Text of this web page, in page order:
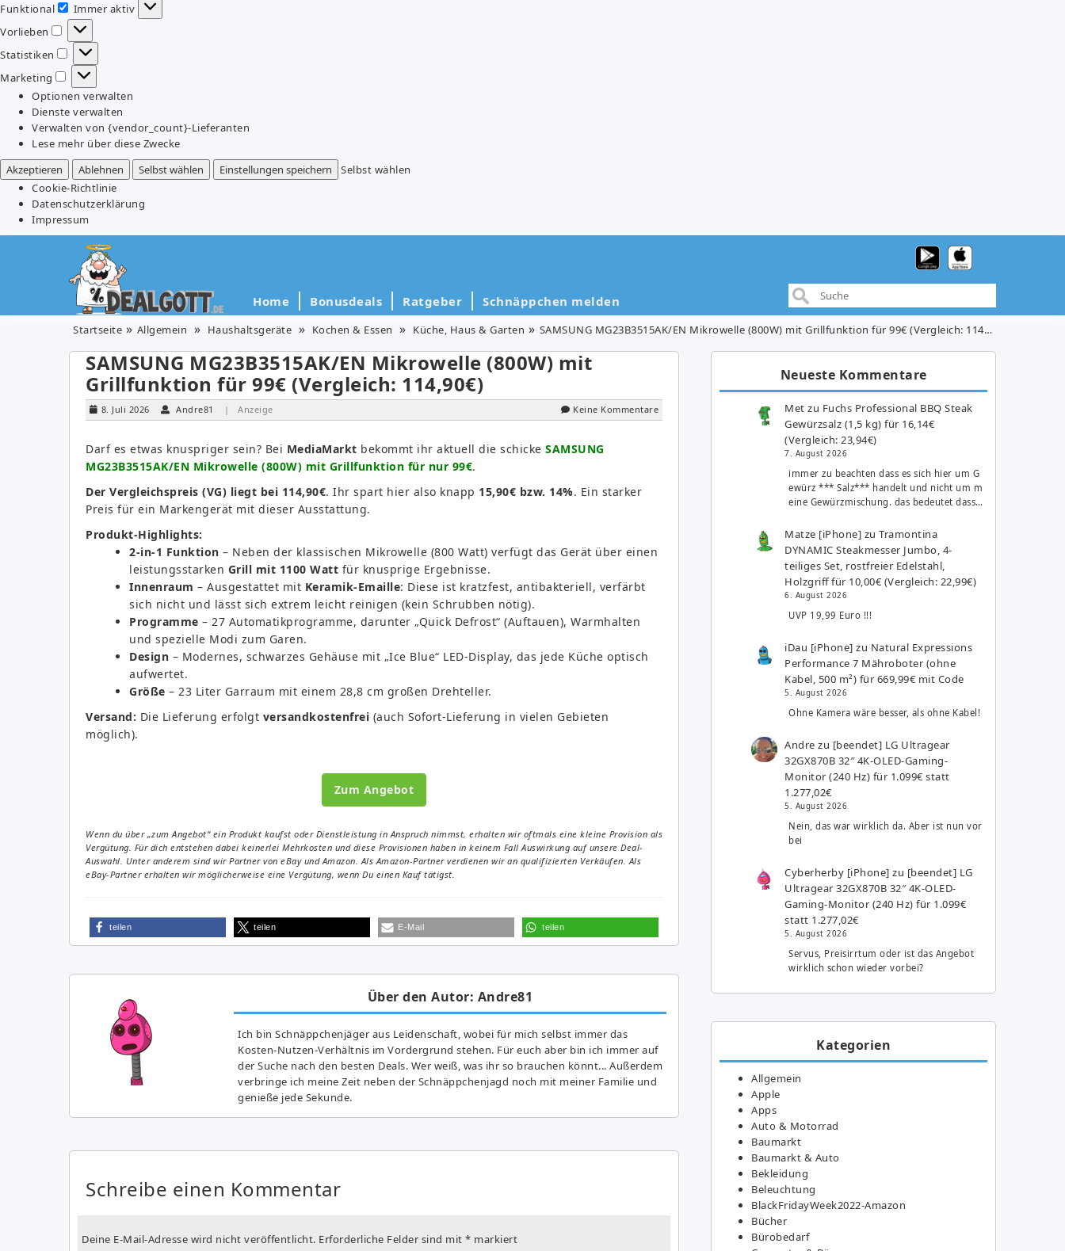
Funktional
Funktional
Immer aktiv
Vorlieben
Vorlieben
Statistiken
Statistiken
Marketing
Marketing
Optionen verwalten
Dienste verwalten
Verwalten von {vendor_count}-Lieferanten
Lese mehr über diese Zwecke
Akzeptieren
Ablehnen Selbst wählen Einstellungen speichern
Selbst wählen
Cookie-Richtlinie
Datenschutzerklärung
Impressum
Home Bonusdeals Ratgeber Schnäppchen melden
Startseite Allgemein Haushaltsgeräte Kochen & Essen Küche, Haus & Garten SAMSUNG MG23B3515AK/EN Mikrowelle (800W) mit Grillfunktion für 99€ (Vergleich: 114,90€)
SAMSUNG MG23B3515AK/EN Mikrowelle (800W) mit
Grillfunktion für 99€ (Vergleich: 114,90€)
8. Juli 2026 Andre81 | Anzeige Keine Kommentare
Darf es etwas knuspriger sein? Bei MediaMarkt bekommt ihr aktuell die schicke SAMSUNG
MG23B3515AK/EN Mikrowelle (800W) mit Grillfunktion für nur 99€.
Der Vergleichspreis (VG) liegt bei 114,90€. Ihr spart hier also knapp 15,90€ bzw. 14%. Ein starker
Preis für ein Markengerät mit dieser Ausstattung.
Produkt-Highlights:
2-in-1 Funktion – Neben der klassischen Mikrowelle (800 Watt) verfügt das Gerät über einen
leistungsstarken Grill mit 1100 Watt für knusprige Ergebnisse.
Innenraum – Ausgestattet mit Keramik-Emaille: Diese ist kratzfest, antibakteriell, verfärbt
sich nicht und lässt sich extrem leicht reinigen (kein Schrubben nötig).
Programme – 27 Automatikprogramme, darunter „Quick Defrost“ (Auftauen), Warmhalten
und spezielle Modi zum Garen.
Design – Modernes, schwarzes Gehäuse mit „Ice Blue“ LED-Display, das jede Küche optisch
aufwertet.
Größe – 23 Liter Garraum mit einem 28,8 cm großen Drehteller.
Versand: Die Lieferung erfolgt versandkostenfrei (auch Sofort-Lieferung in vielen Gebieten
möglich).
Zum Angebot
Wenn du über „zum Angebot“ ein Produkt kaufst oder Dienstleistung in Anspruch nimmst, erhalten wir oftmals eine kleine Provision als
Vergütung. Für dich entstehen dabei keinerlei Mehrkosten und diese Provisionen haben in keinem Fall Auswirkung auf unsere Deal-
Auswahl. Unter anderem sind wir Partner von eBay und Amazon. Als Amazon-Partner verdienen wir an qualifizierten Verkäufen. Als
eBay-Partner erhalten wir möglicherweise eine Vergütung, wenn Du einen Kauf tätigst.
teilen teilen E-Mail teilen
Über den Autor: Andre81
Ich bin Schnäppchenjäger aus Leidenschaft, wobei für mich selbst immer das
Kosten-Nutzen-Verhältnis im Vordergrund stehen. Für euch aber bin ich immer auf
der Suche nach den besten Deals. Wer weiß, was ihr so brauchen könnt... Außerdem
verbringe ich meine Zeit neben der Schnäppchenjagd noch mit meiner Familie und
genieße jede Sekunde.
Schreibe einen Kommentar
Deine E-Mail-Adresse wird nicht veröffentlicht. Erforderliche Felder sind mit * markiert
Neueste Kommentare
Met zu Fuchs Professional BBQ Steak
Gewürzsalz (1,5 kg) für 16,14€
(Vergleich: 23,94€)
7. August 2026
immer zu beachten dass es sich hier um G
ewürz *** Salz*** handelt und nicht um m
eine Gewürzmischung. das bedeutet dass…
Matze [iPhone] zuTramontina
DYNAMIC Steakmesser Jumbo, 4-
teiliges Set, rostfreier Edelstahl,
Holzgriff für 10,00€ (Vergleich: 22,99€)
6. August 2026
UVP 19,99 Euro !!!
iDau [iPhone] zu Natural Expressions
Performance 7 Mähroboter (ohne
Kabel, 500 m²) für 669,99€ mit Code
5. August 2026
Ohne Kamera wäre besser, als ohne Kabel!
Andre zu [beendet] LG Ultragear
32GX870B 32″ 4K-OLED-Gaming-
Monitor (240 Hz) für 1.099€ statt
1.277,02€
5. August 2026
Nein, das war wirklich da. Aber ist nun vor
bei
Cyberherby [iPhone] zu [beendet] LG
Ultragear 32GX870B 32″ 4K-OLED-
Gaming-Monitor (240 Hz) für 1.099€
statt 1.277,02€
5. August 2026
Servus, Preisirrtum oder ist das Angebot
wirklich schon wieder vorbei?
Kategorien
Allgemein
Apple
Apps
Auto & Motorrad
Baumarkt
Baumarkt & Auto
Bekleidung
Beleuchtung
BlackFridayWeek2022-Amazon
Bücher
Bürobedarf